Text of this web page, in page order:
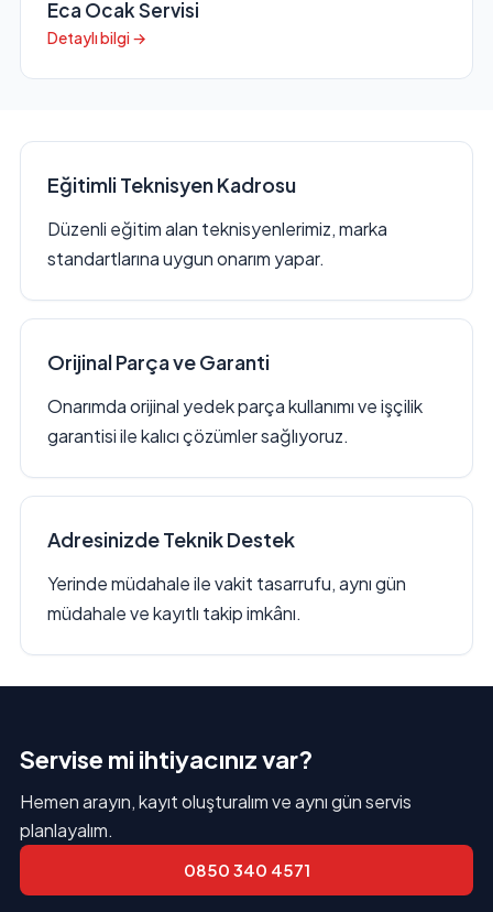
Eca Ocak Servisi
Detaylı bilgi →
Eğitimli Teknisyen Kadrosu
Düzenli eğitim alan teknisyenlerimiz, marka
standartlarına uygun onarım yapar.
Orijinal Parça ve Garanti
Onarımda orijinal yedek parça kullanımı ve işçilik
garantisi ile kalıcı çözümler sağlıyoruz.
Adresinizde Teknik Destek
Yerinde müdahale ile vakit tasarrufu, aynı gün
müdahale ve kayıtlı takip imkânı.
Servise mi ihtiyacınız var?
Hemen arayın, kayıt oluşturalım ve aynı gün servis
planlayalım.
0850 340 4571